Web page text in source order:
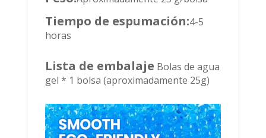
Tiempo de espumación:4-5
horas
Lista de embalaje Bolas de agua
gel * 1 bolsa (aproximadamente 25g)